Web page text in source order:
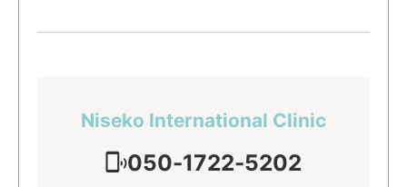
Niseko International Clinic
050-1722-5202